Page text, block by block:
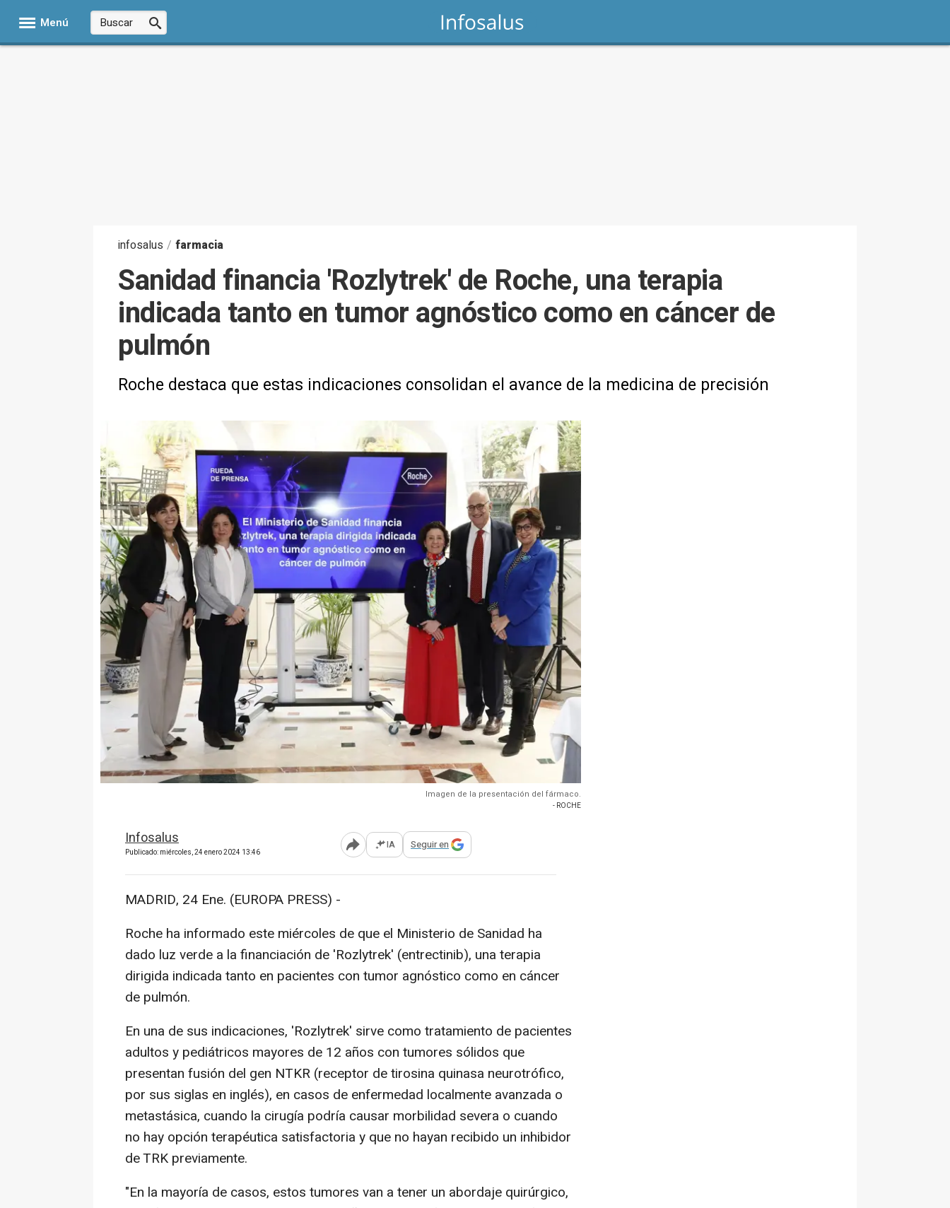
Menú
infosalus / farmacia
Sanidad financia 'Rozlytrek' de Roche, una terapia
indicada tanto en tumor agnóstico como en cáncer de
pulmón
Roche destaca que estas indicaciones consolidan el avance de la medicina de precisión
Imagen de la presentación del fármaco.
- ROCHE
Infosalus
Publicado: miércoles, 24 enero 2024 13:46 Abrir opciones para compartir
IA Seguir en
MADRID, 24 Ene. (EUROPA PRESS) -
Roche ha informado este miércoles de que el Ministerio de Sanidad ha
dado luz verde a la financiación de 'Rozlytrek' (entrectinib), una terapia
dirigida indicada tanto en pacientes con tumor agnóstico como en cáncer
de pulmón.
En una de sus indicaciones, 'Rozlytrek' sirve como tratamiento de pacientes
adultos y pediátricos mayores de 12 años con tumores sólidos que
presentan fusión del gen NTKR (receptor de tirosina quinasa neurotrófico,
por sus siglas en inglés), en casos de enfermedad localmente avanzada o
metastásica, cuando la cirugía podría causar morbilidad severa o cuando
no hay opción terapéutica satisfactoria y que no hayan recibido un inhibidor
de TRK previamente.
"En la mayoría de casos, estos tumores van a tener un abordaje quirúrgico,